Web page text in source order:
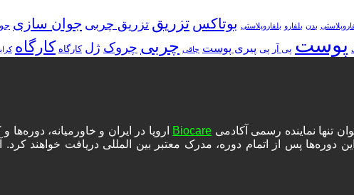
بدن بلفارو بلفاروپلاستی بوتاکس تزریق تزریق چربی جوان سازی
پوست پی آر پی پیری پوست چاقی چربی چروک ژل کارگاه کارگاه
تنها نماینده رسمی آکادمی Biocare
اروپا در ایران و خاورمیانه،